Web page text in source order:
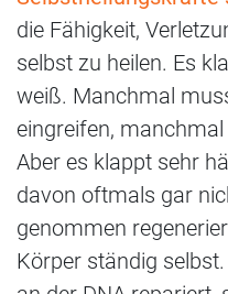
die Fähigkeit,
selbst zu heilen. Es
weiß. Manchmal
eingreifen,
Aber es klappt sehr
davon oftmals gar
genommen
Körper ständig